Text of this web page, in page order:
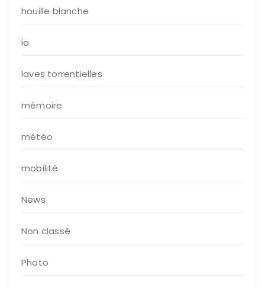
houille blanche
ia
laves torrentielles
mémoire
météo
mobilité
News
Non classé
Photo